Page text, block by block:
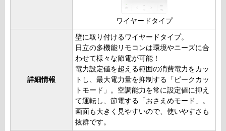
ワイヤードタイプ
詳細情報
壁に取り付けるワイヤードタイプ。
日立の多機能リモコンは環境やニーズに合
わせて様々な節電が可能！
電力設定値を超える範囲の消費電力をカッ
トし、最大電力量を抑制する「ピークカッ
トモード」。空調能力を常に設定値に抑え
て運転し、節電する「おさえめモード」。
画面も大きく見やすいので、使いやすさも
抜群です。